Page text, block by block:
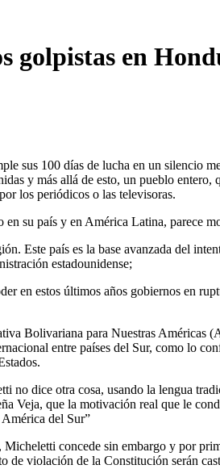
golpistas en
sus 100 días de lucha en un silencio
y más allá de esto, un pueblo
los periódicos o las televisoras.
su país y en América Latina, parece
Este país es la base avanzada del
estadounidense;
en estos últimos años gobiernos en
Bolivariana para Nuestras
entre países del Sur, como lo
dice otra cosa, usando la lengua
Veja, que la motivación real que le
del Sur”
concede sin embargo y por
de violación de la Constitución serán